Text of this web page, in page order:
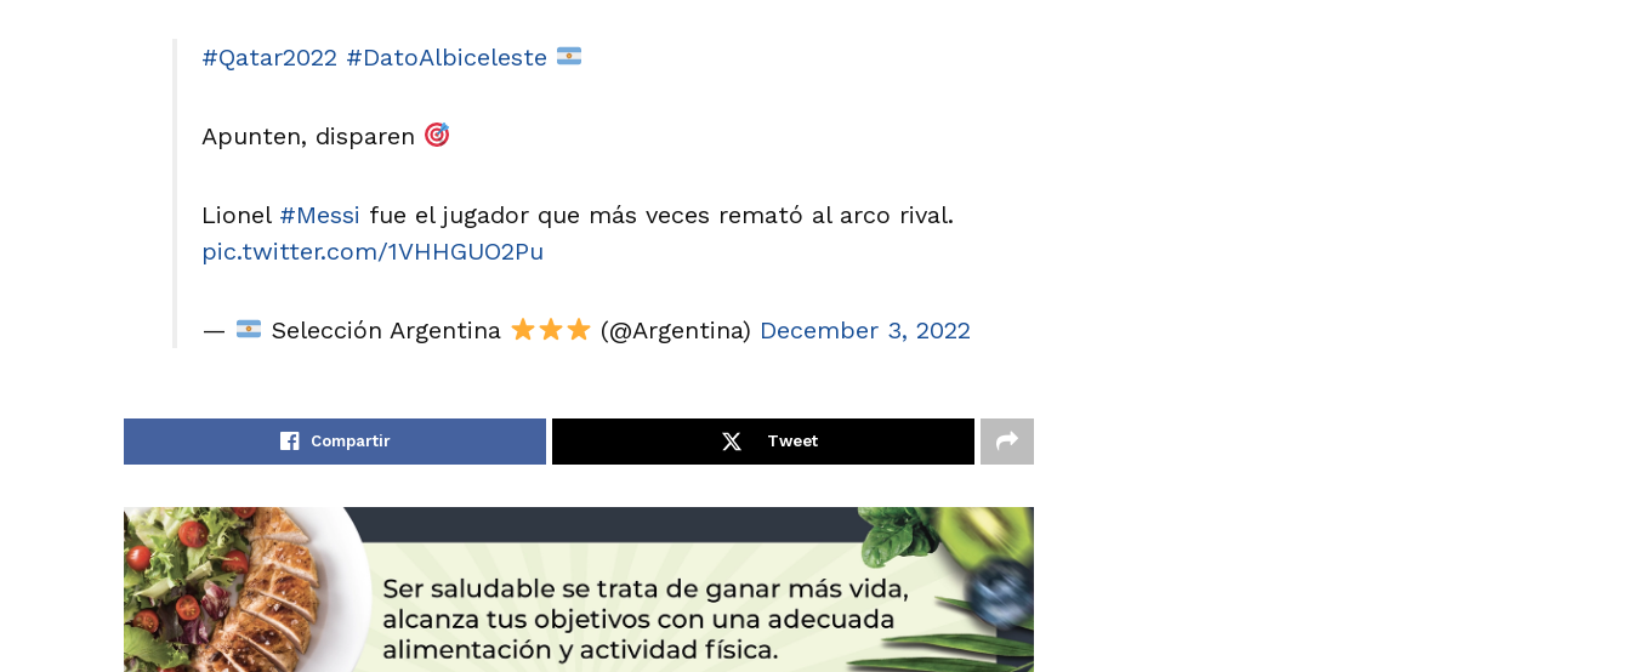
#Qatar2022 #DatoAlbiceleste
Apunten, disparen
Lionel #Messi fue el jugador que más veces remató al arco rival.
pic.twitter.com/1VHHGUO2Pu
— Selección Argentina (@Argentina) December 3, 2022
Compartir Tweet